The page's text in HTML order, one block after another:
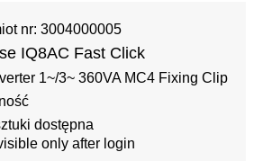
nr: 3004000005
IQ8AC Fast Click
1~/3~ 360VA MC4 Fixing Clip
dostępna
only after login